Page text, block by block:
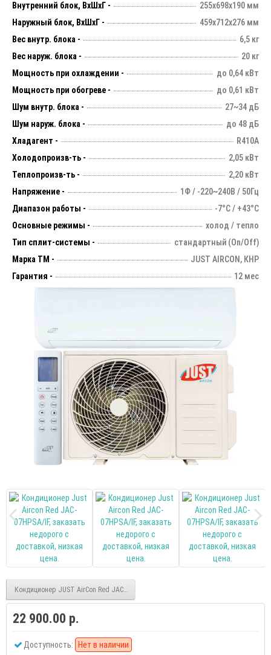
Внутренний блок, ВхШхГ -
255х698х190 мм
Наружный блок, ВхШхГ -
459х712х276 мм
Вес внутр. блока -
6,5 кг
Вес наруж. блока -
20 кг
Мощность при охлаждении -
до 0,64 кВт
Мощность при обогреве -
до 0,61 кВт
Шум внутр. блока -
27~34 дБ
Шум наруж. блока -
до 48 дБ
Хладагент -
R410А
Холодопроизв-ть -
2,05 кВт
Теплопроизв-ть -
2,20 кВт
Напряжение -
1Ф / -220~240В / 50Гц
Диапазон работы -
-7°С / +43°С
Основные режимы -
холод / тепло
Тип сплит-системы -
стандартный (On/Off)
Марка ТМ -
JUST AIRCON, КНР
Гарантия -
12 мес
Кондиционер JUST AirCon Red JAC-09HPSA/IF
22 900.00 р.
Доступность: Нет в наличии